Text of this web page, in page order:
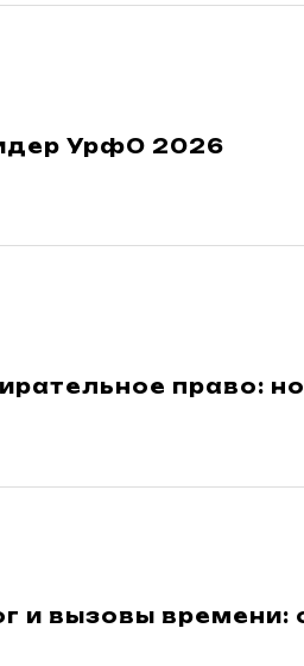
УрфО 2026
право:
и вызовы